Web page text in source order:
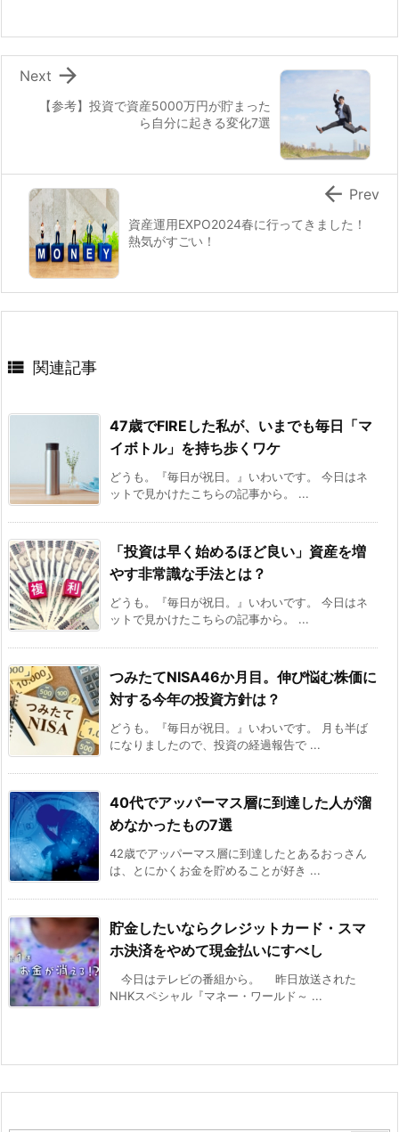
【参考】投資で資産5000万円が貯まった
ら自分に起きる変化7選

Next
資産運用EXPO2024春に行ってきました！
熱気がすごい！
 Prev
 関連記事
47歳でFIREした私が、いまでも毎日「マ
イボトル」を持ち歩くワケ
どうも。『毎日が祝日。』いわいです。 今日はネ
ットで見かけたこちらの記事から。 ...
「投資は早く始めるほど良い」資産を増
やす非常識な手法とは？
どうも。『毎日が祝日。』いわいです。 今日はネ
ットで見かけたこちらの記事から。 ...
つみたてNISA46か月目。伸び悩む株価に
対する今年の投資方針は？
どうも。『毎日が祝日。』いわいです。 月も半ば
になりましたので、投資の経過報告で ...
40代でアッパーマス層に到達した人が溜
めなかったもの7選
42歳でアッパーマス層に到達したとあるおっさん
は、とにかくお金を貯めることが好き ...
貯金したいならクレジットカード・スマ
ホ決済をやめて現金払いにすべし
今日はテレビの番組から。 昨日放送された
NHKスペシャル『マネー・ワールド～ ...